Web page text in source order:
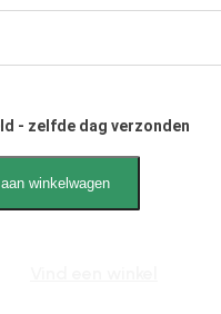
- zelfde dag verzonden
winkelwagen